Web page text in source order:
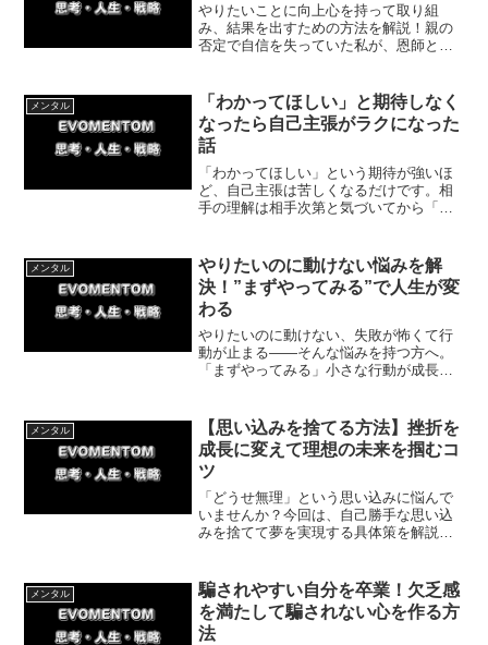
やりたいことに向上心を持って取り組
み、結果を出すための方法を解説！親の
否定で自信を失っていた私が、恩師との
目標を達成するための具体的なステップ
がわかります。
メンタル
「わかってほしい」と期待しなく
なったら自己主張がラクになった
話
「わかってほしい」という期待が強いほ
ど、自己主張は苦しくなるだけです。相
手の理解は相手次第と気づいてから「と
今回は期待を手放す具体的な方法を紹介
していきます。
メンタル
やりたいのに動けない悩みを解
決！”まずやってみる”で人生が変
わる
やりたいのに動けない、失敗が怖くて行
動が止まる——そんな悩みを持つ方へ。
「まずやってみる」小さな行動が成長に
す。
メンタル
【思い込みを捨てる方法】挫折を
成長に変えて理想の未来を掴むコ
ツ
「どうせ無理」という思い込みに悩んで
いませんか？今回は、自己勝手な思い込
みを捨てて夢を実現する具体策を解説。
法を紹介します。一歩踏み出して理想の
未来を掴みましょう！
メンタル
騙されやすい自分を卒業！欠乏感
を満たして騙されない心を作る方
法